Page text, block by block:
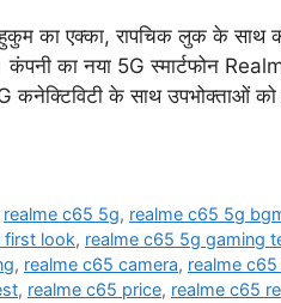
का एक्का, रापचिक लुक के साथ
कंपनी का नया 5G स्मार्टफोन
कनेक्टिविटी के साथ उपभोक्ताओं
realme c65 5g, realme c65 5g
first look, realme c65 5g gaming
, realme c65 camera, realme
, realme c65 price, realme c65